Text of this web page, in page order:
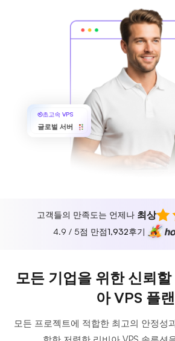
초고속 VPS
글로벌 서버
고객들의 만족도는 언제나 최상
4.9 / 5점 만점1,932후기
모든 기업을 위한 신뢰
아 VPS 플랜
모든 프로젝트에 적합한 최고의 안정성